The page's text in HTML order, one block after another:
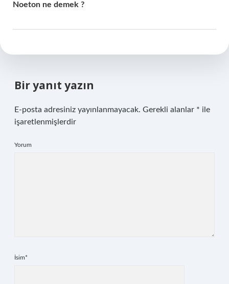
Noeton ne demek ?
Bir yanıt yazın
E-posta adresiniz yayınlanmayacak. Gerekli alanlar * ile
işaretlenmişlerdir
Yorum
İsim*